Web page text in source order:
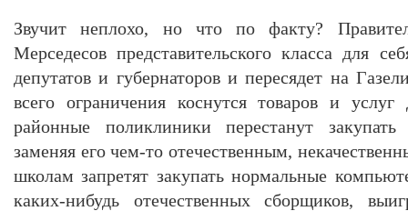
Звучит неплохо, но что по факту?
Мерседесов представительского класса для
депутатов и губернаторов и пересядет на
всего ограничения коснутся товаров и
районные поликлиники перестанут закупать
заменяя его чем-то отечественным,
школам запретят закупать нормальные
каких-нибудь отечественных сборщиков,